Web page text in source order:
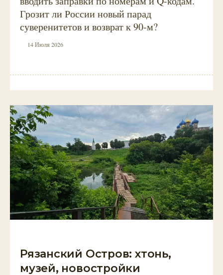
Грозит ли России новый парад
суверенитетов и возврат к 90-м?
14 Июля 2026
Рязанский Остров: хтонь,
музей, новостройки